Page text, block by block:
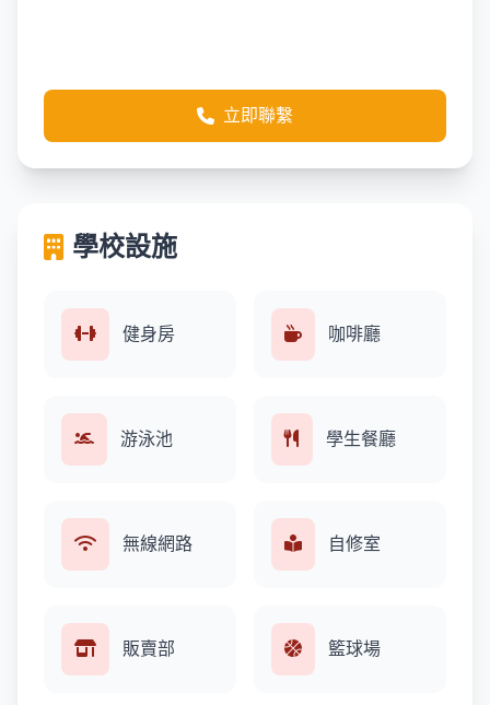
立即聯繫
學校設施
健身房 咖啡廳
游泳池 學生餐廳
無線網路 自修室
販賣部 籃球場